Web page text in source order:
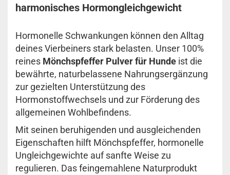
harmonisches Hormongleichgewicht
Hormonelle Schwankungen können den Alltag
deines Vierbeiners stark belasten. Unser 100%
reines Mönchspfeffer Pulver für Hunde ist die
bewährte, naturbelassene Nahrungsergänzung
zur gezielten Unterstützung des
Hormonstoffwechsels und zur Förderung des
allgemeinen Wohlbefindens.
Mit seinen beruhigenden und ausgleichenden
Eigenschaften hilft Mönchspfeffer, hormonelle
Ungleichgewichte auf sanfte Weise zu
regulieren. Das feingemahlene Naturprodukt